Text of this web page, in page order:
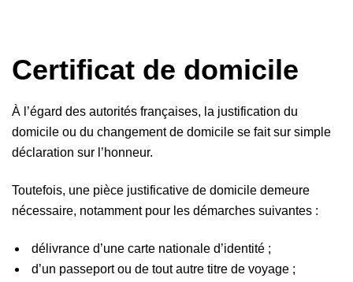
Certificat de domicile
À l’égard des autorités françaises, la justification du
domicile ou du changement de domicile se fait sur simple
déclaration sur l’honneur.
Toutefois, une pièce justificative de domicile demeure
nécessaire, notamment pour les démarches suivantes :
délivrance d’une carte nationale d’identité ;
d’un passeport ou de tout autre titre de voyage ;